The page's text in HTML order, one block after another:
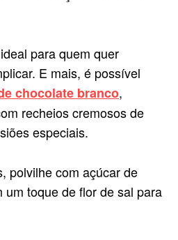
para quem quer
E mais, é possível
chocolate branco,
recheios cremosos de
especiais.
polvilhe com açúcar de
toque de flor de sal para